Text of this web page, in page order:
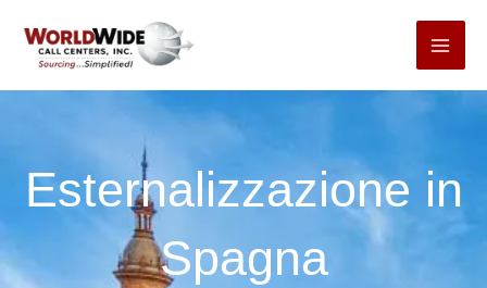
Esternalizzazione in
Spagna